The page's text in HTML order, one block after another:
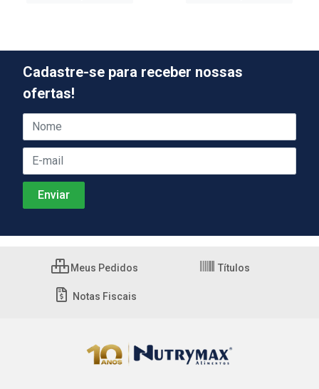
Cadastre-se para receber nossas
ofertas!
Meus Pedidos Títulos
Notas Fiscais